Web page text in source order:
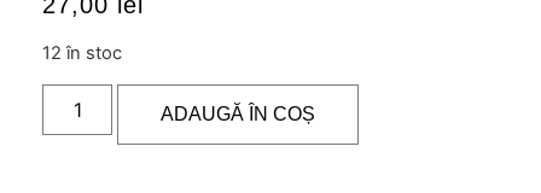
12 în stoc
ADAUGĂ ÎN COȘ